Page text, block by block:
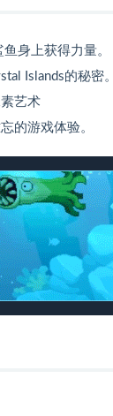
身上获得力量。
Islands的秘密。
艺术
的游戏体验。